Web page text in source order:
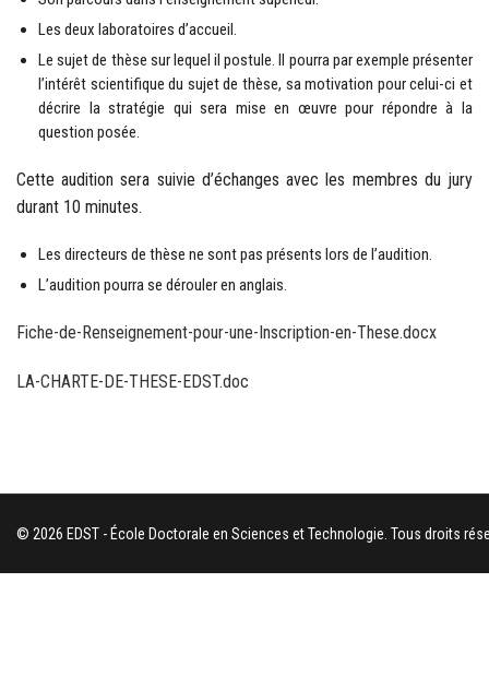
Les deux laboratoires d’accueil.
Le sujet de thèse sur lequel il postule. Il pourra par exemple présenter
l’intérêt scientifique du sujet de thèse, sa motivation pour celui-ci et
décrire la stratégie qui sera mise en œuvre pour répondre à la
question posée.
Cette audition sera suivie d’échanges avec les membres du jury
durant 10 minutes.
Les directeurs de thèse ne sont pas présents lors de l’audition.
L’audition pourra se dérouler en anglais.
Fiche-de-Renseignement-pour-une-Inscription-en-These.docx
LA-CHARTE-DE-THESE-EDST.doc
© 2026 EDST - École Doctorale en Sciences et Technologie. Tous droits